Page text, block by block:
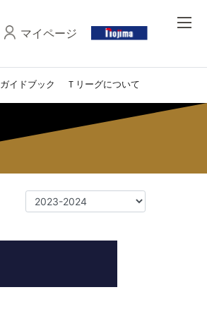
マイページ
ガイドブック Ｔリーグについて